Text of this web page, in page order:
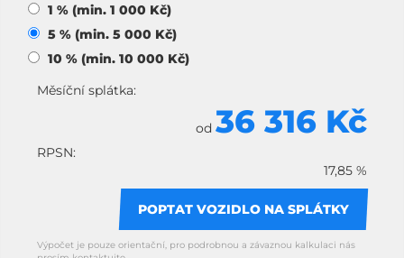
1 % (min. 1 000 Kč)
5 % (min. 5 000 Kč)
10 % (min. 10 000 Kč)
Měsíční splátka:
od 36 316 Kč
RPSN:
17,85 %
POPTAT VOZIDLO NA SPLÁTKY
Výpočet je pouze orientační, pro podrobnou a závaznou kalkulaci nás